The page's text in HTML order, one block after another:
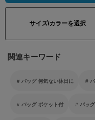
サイズ/カラーを選択
関連キーワード
バッグ 何気ない休日に
バッグ ポケット付 バッ